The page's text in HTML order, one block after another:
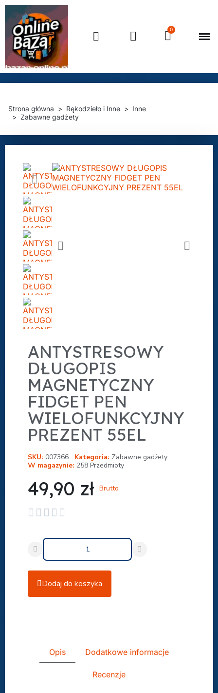
Strona główna Rękodzieło i Inne
Inne
Zabawne gadżety
ANTYSTRESOWY
DŁUGOPIS
MAGNETYCZNY
FIDGET PEN
WIELOFUNKCYJNY
PREZENT 55EL
SKU 007366 Kategoria Zabawne gadżety
W magazynie 258 Przedmioty
49,90 zł Brutto
    
Dodaj do koszyka
Opis Dodatkowe informacje
Recenzje